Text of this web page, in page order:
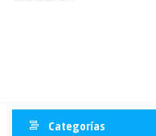
Categorías